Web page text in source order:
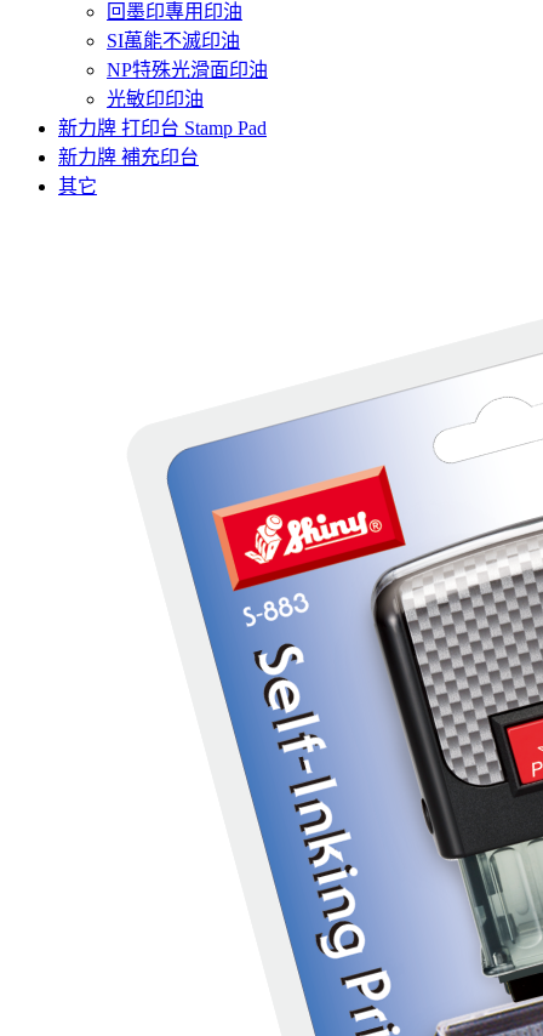
回墨印專用印油
SI萬能不滅印油
NP特殊光滑面印油
光敏印印油
新力牌 打印台 Stamp Pad
新力牌 補充印台
其它